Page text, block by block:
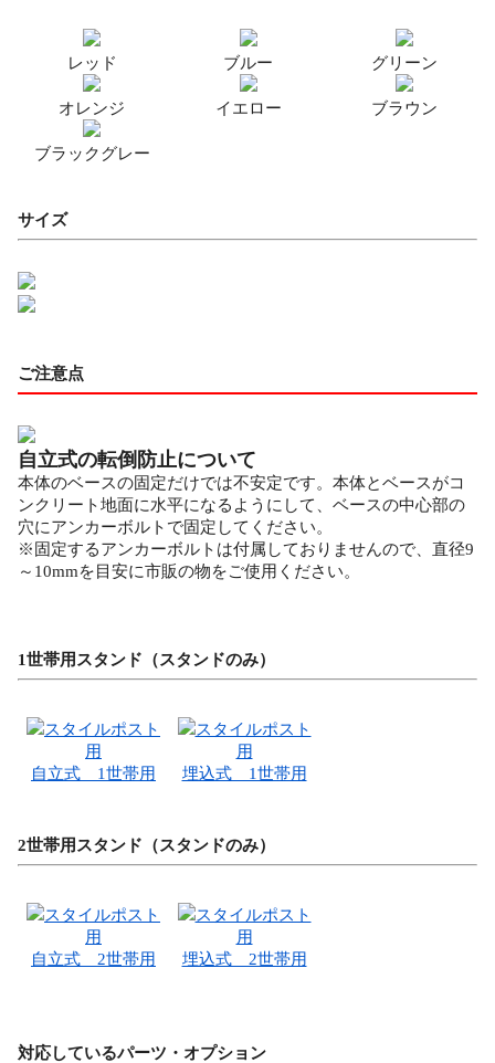
レッド ブルー グリーン
オレンジ イエロー ブラウン
ブラックグレー
サイズ
ご注意点
自立式の転倒防止について
本体のベースの固定だけでは不安定です。本体とベースがコ
ンクリート地面に水平になるようにして、ベースの中心部の
穴にアンカーボルトで固定してください。
※固定するアンカーボルトは付属しておりませんので、直径9
～10mmを目安に市販の物をご使用ください。
1世帯用スタンド（スタンドのみ）
スタイルポスト
用
自立式 1世帯用
スタイルポスト
用
埋込式 1世帯用
2世帯用スタンド（スタンドのみ）
スタイルポスト
用
自立式 2世帯用
スタイルポスト
用
埋込式 2世帯用
対応しているパーツ・オプション